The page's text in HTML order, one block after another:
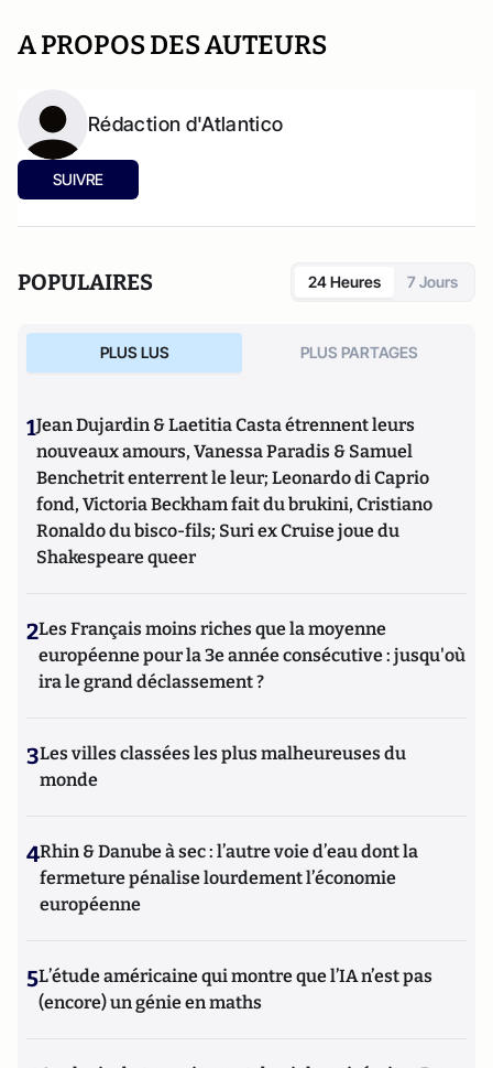
A PROPOS DES AUTEURS
Rédaction d'Atlantico
SUIVRE
POPULAIRES 24 Heures 7 Jours
PLUS LUS PLUS PARTAGES
1Jean Dujardin & Laetitia Casta étrennent leurs
nouveaux amours, Vanessa Paradis & Samuel
Benchetrit enterrent le leur; Leonardo di Caprio
fond, Victoria Beckham fait du brukini, Cristiano
Ronaldo du bisco-fils; Suri ex Cruise joue du
Shakespeare queer
2Les Français moins riches que la moyenne
européenne pour la 3e année consécutive : jusqu'où
ira le grand déclassement ?
3Les villes classées les plus malheureuses du
monde
4Rhin & Danube à sec : l’autre voie d’eau dont la
fermeture pénalise lourdement l’économie
européenne
5L’étude américaine qui montre que l’IA n’est pas
(encore) un génie en maths